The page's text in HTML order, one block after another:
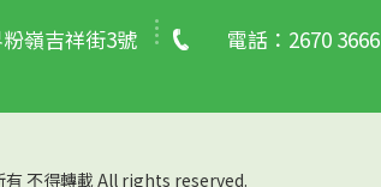
嶺吉祥街3號 電話：2670 3666
不得轉載 All rights reserved.